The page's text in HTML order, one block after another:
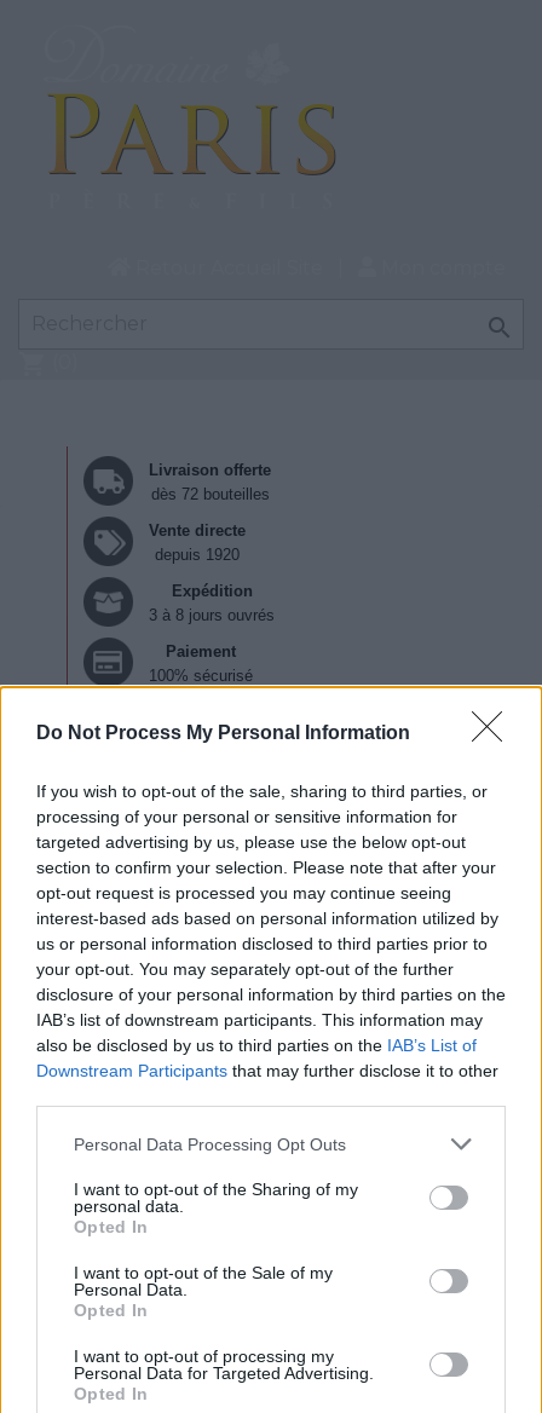
Do Not Process My Personal Information
If you wish to opt-out of the sale, sharing to third parties, or
processing of your personal or sensitive information for
targeted advertising by us, please use the below opt-out
section to confirm your selection. Please note that after your
opt-out request is processed you may continue seeing
interest-based ads based on personal information utilized by
us or personal information disclosed to third parties prior to
your opt-out. You may separately opt-out of the further
disclosure of your personal information by third parties on the
IAB’s list of downstream participants. This information may
also be disclosed by us to third parties on the IAB’s List of
Downstream Participants that may further disclose it to other
Personal Data Processing Opt Outs
I want to opt-out of the Sharing of my
personal data.
Opted In
I want to opt-out of the Sale of my
Personal Data.
Opted In
I want to opt-out of processing my
Personal Data for Targeted Advertising.
Opted In

Livraison offerte
dès 72 bouteilles
Vente directe
depuis 1920
Expédition
3 à 8 jours ouvrés
Paiement
100% sécurisé
La visite des caves troglodytes du domaine,
héritage du travail de dizaine de générations, est
assuré par un membre de la famille qui vous
initiera au vin de Vouvray, son histoire et son
élaboration au sein de ces caves naturelle en
tuffeau.
Un passage dans les vignes avec description de la
topographie de l'appellation est aussi proposé
avec une dégustation en fin de visite (jus de raisin
pour les enfants).
Pertinence

Affichage 1-1 de 1 article(s)